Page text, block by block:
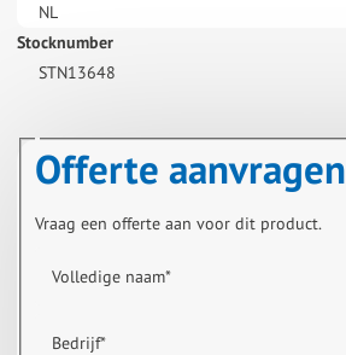
NL
Stocknumber
STN13648
Offerte aanvragen
Vraag een offerte aan voor dit product.
Volledige naam*
Bedrijf*